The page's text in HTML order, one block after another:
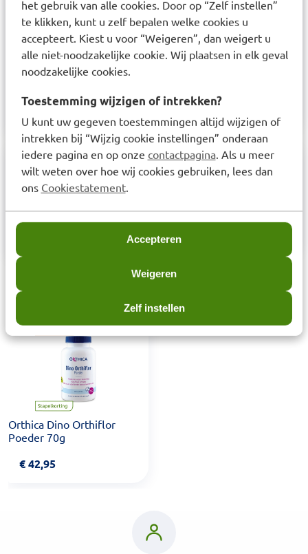
het gebruik van alle cookies. Door op “Zelf instellen”
te klikken, kunt u zelf bepalen welke cookies u
accepteert. Kiest u voor “Weigeren”, dan weigert u
alle niet-noodzakelijke cookie. Wij plaatsen in elk geval
noodzakelijke cookies.
Toestemming wijzigen of intrekken?
U kunt uw gegeven toestemmingen altijd wijzigen of
intrekken bij “Wijzig cookie instellingen” onderaan
iedere pagina en op onze contactpagina. Als u meer
wilt weten over hoe wij cookies gebruiken, lees dan
ons Cookiestatement.
Accepteren
Weigeren
Zelf instellen
zuur gaan produceren. Hierdoor zijn ze beter
bestand tegen het zure milieu in de maag. Door
het toevoegen van Pro-Motor is het inweken van
het poeder niet meer nodig en kan het product
direct na het oplossen ingenomen worden.
Samenstelling
iosolaat, bacteriecultuur.
Laatst bekeken items
Orthica Dino Orthiflor
Poeder 70g
€42,95